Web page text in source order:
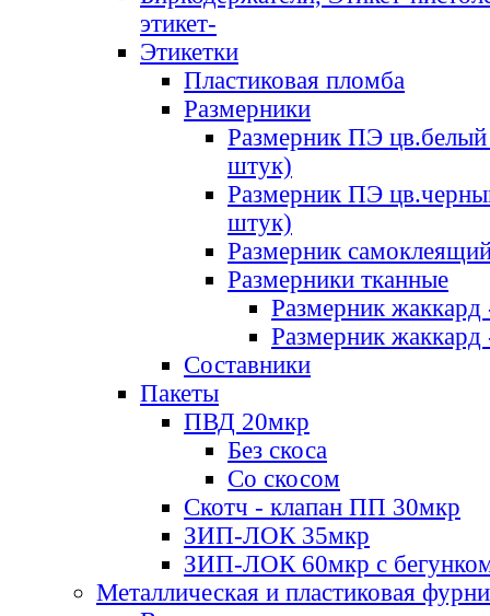
этикет-
Этикетки
Пластиковая пломба
Размерники
Размерник ПЭ цв.белый
штук)
Размерник ПЭ
штук)
Размерник
Размерники тканные
Размерник
Размерник
Составники
Пакеты
ПВД 20мкр
Без скоса
Со скосом
Скотч - клапан ПП 30мкр
ЗИП-ЛОК 35мкр
ЗИП-ЛОК 60мкр с
Металлическая и пластиковая